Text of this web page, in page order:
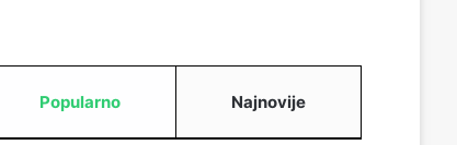
Popularno Najnovije